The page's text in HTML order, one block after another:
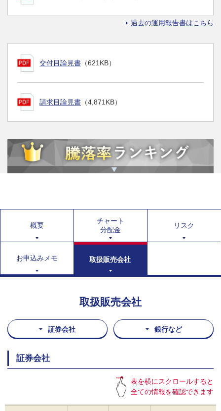
過去の運用報告書はこちら
交付目論見書 （621KB）
請求目論見書 （4,871KB）
概要
チャート
分配金
リスク
お申込みメモ 取扱販売会社
取扱販売会社
証券会社 銀行など
証券会社
表を横にスクロールすると
全ての情報を確認できます